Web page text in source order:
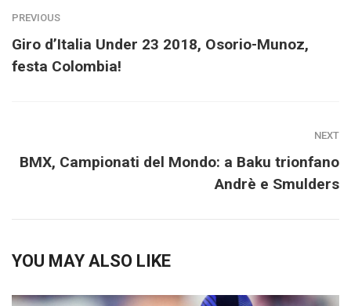
PREVIOUS
Giro d’Italia Under 23 2018, Osorio-Munoz,
festa Colombia!
NEXT
BMX, Campionati del Mondo: a Baku trionfano
Andrè e Smulders
YOU MAY ALSO LIKE